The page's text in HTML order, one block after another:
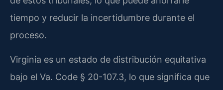
tiempo y reducir la incertidumbre durante el
proceso.
Virginia es un estado de distribución equitativa
bajo el Va. Code § 20-107.3, lo que significa que